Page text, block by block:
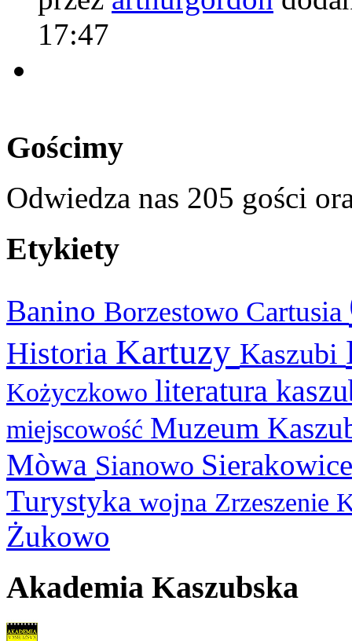
17:47
Gościmy
Odwiedza nas 205 gości
Etykiety
Banino Borzestowo Cartusia
Historia Kartuzy Kaszubi
Kożyczkowo literatura
miejscowość Muzeum
Mòwa Sianowo
Turystyka wojna Zrzeszenie
Żukowo
Akademia Kaszubska